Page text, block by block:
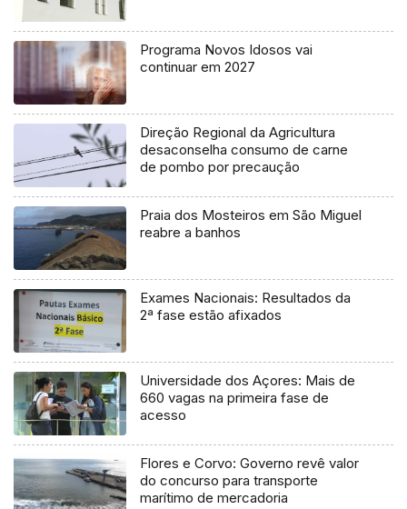
Programa Novos Idosos vai
continuar em 2027
Direção Regional da Agricultura
desaconselha consumo de carne
de pombo por precaução
Praia dos Mosteiros em São Miguel
reabre a banhos
Exames Nacionais: Resultados da
2ª fase estão afixados
Universidade dos Açores: Mais de
660 vagas na primeira fase de
acesso
Flores e Corvo: Governo revê valor
do concurso para transporte
marítimo de mercadoria